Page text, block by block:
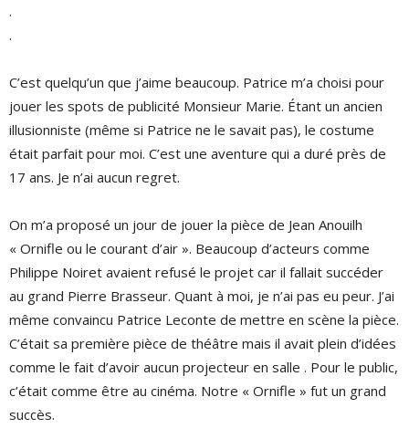
.
.
C’est quelqu’un que j’aime beaucoup. Patrice m’a choisi pour
jouer les spots de publicité Monsieur Marie. Étant un ancien
illusionniste (même si Patrice ne le savait pas), le costume
était parfait pour moi. C’est une aventure qui a duré près de
17 ans. Je n’ai aucun regret.
On m’a proposé un jour de jouer la pièce de Jean Anouilh
« Ornifle ou le courant d’air ». Beaucoup d’acteurs comme
Philippe Noiret avaient refusé le projet car il fallait succéder
au grand Pierre Brasseur. Quant à moi, je n’ai pas eu peur. J’ai
même convaincu Patrice Leconte de mettre en scène la pièce.
C’était sa première pièce de théâtre mais il avait plein d’idées
comme le fait d’avoir aucun projecteur en salle . Pour le public,
c’était comme être au cinéma. Notre « Ornifle » fut un grand
succès.